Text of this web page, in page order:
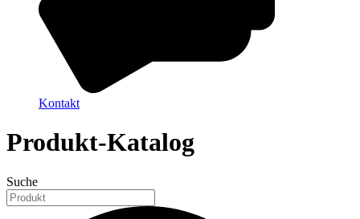
Kontakt
Produkt-Katalog
Suche